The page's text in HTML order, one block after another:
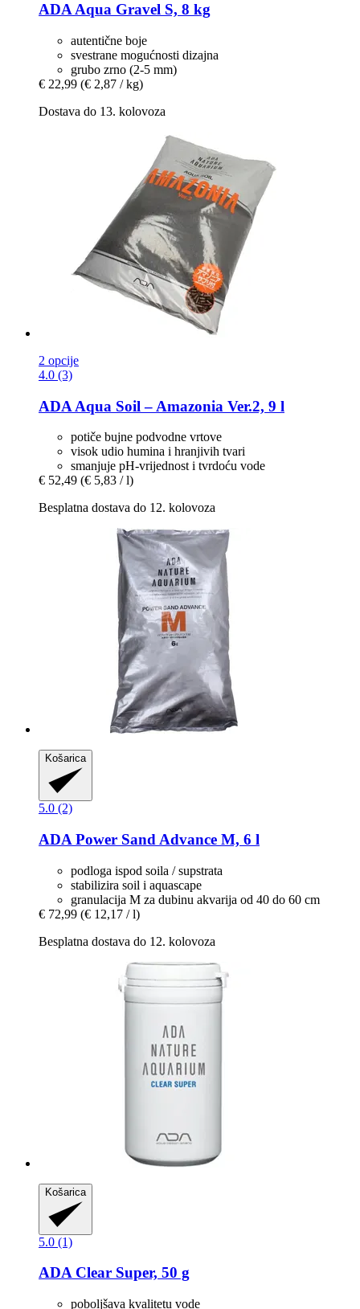
ADA Aqua Gravel S, 8 kg
autentične boje
svestrane mogućnosti dizajna
grubo zrno (2-5 mm)
€ 22,99 (€ 2,87 / kg)
Dostava do 13. kolovoza
2 opcije
4.0 (3)
ADA Aqua Soil – Amazonia Ver.2, 9 l
potiče bujne podvodne vrtove
visok udio humina i hranjivih tvari
smanjuje pH-vrijednost i tvrdoću vode
€ 52,49 (€ 5,83 / l)
Besplatna dostava do 12. kolovoza
Košarica
5.0 (2)
ADA Power Sand Advance M, 6 l
podloga ispod soila / supstrata
stabilizira soil i aquascape
granulacija M za dubinu akvarija od 40 do 60 cm
€ 72,99 (€ 12,17 / l)
Besplatna dostava do 12. kolovoza
Košarica
5.0 (1)
ADAClear Super, 50 g
poboljšava kvalitetu vode